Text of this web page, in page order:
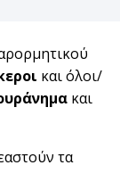
και όλοι/
και
τα